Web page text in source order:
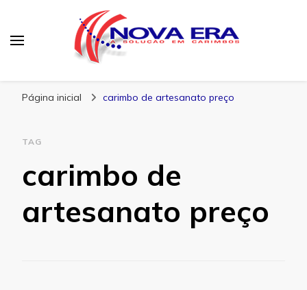
Página inicial carimbo de artesanato preço
TAG
carimbo de
artesanato preço